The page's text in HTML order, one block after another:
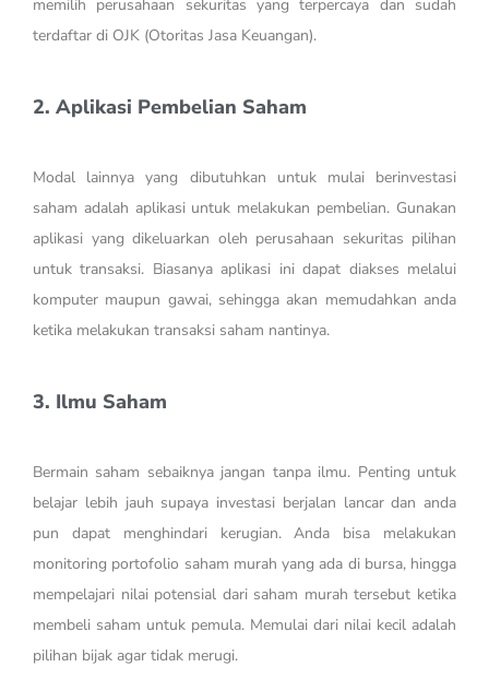
memilih perusahaan sekuritas yang terpercaya dan sudah
terdaftar di OJK (Otoritas Jasa Keuangan).
2. Aplikasi Pembelian Saham
Modal lainnya yang dibutuhkan untuk mulai berinvestasi
saham adalah aplikasi untuk melakukan pembelian. Gunakan
aplikasi yang dikeluarkan oleh perusahaan sekuritas pilihan
untuk transaksi. Biasanya aplikasi ini dapat diakses melalui
komputer maupun gawai, sehingga akan memudahkan anda
ketika melakukan transaksi saham nantinya.
3. Ilmu Saham
Bermain saham sebaiknya jangan tanpa ilmu. Penting untuk
belajar lebih jauh supaya investasi berjalan lancar dan anda
pun dapat menghindari kerugian. Anda bisa melakukan
monitoring portofolio saham murah yang ada di bursa, hingga
mempelajari nilai potensial dari saham murah tersebut ketika
membeli saham untuk pemula. Memulai dari nilai kecil adalah
pilihan bijak agar tidak merugi.